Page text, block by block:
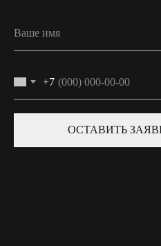
+7
ОСТАВИТЬ